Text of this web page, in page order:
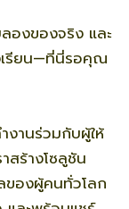
องของจริง และ
เรียน—ที่นี่รอคุณ
งานร่วมกับผู้ให้
สร้างโซลูชัน
องผู้คนทั่วโลก